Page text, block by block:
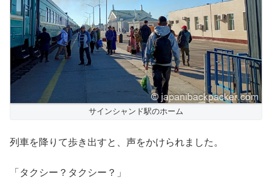
サインシャンド駅のホーム
列車を降りて歩き出すと、声をかけられました。
「タクシー？タクシー？」